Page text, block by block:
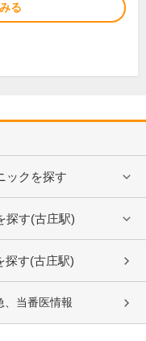
る
ックを探す
探す(古庄駅)
探す(古庄駅)
、当番医情報